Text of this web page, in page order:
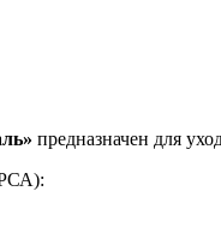
предназначен для